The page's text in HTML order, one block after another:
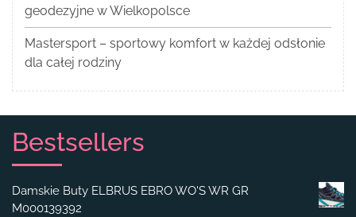
geodezyjne w Wielkopolsce
Mastersport – sportowy komfort w każdej odsłonie
dla całej rodziny
Bestsellers
Damskie Buty ELBRUS EBRO WO'S WR GR
M000139392